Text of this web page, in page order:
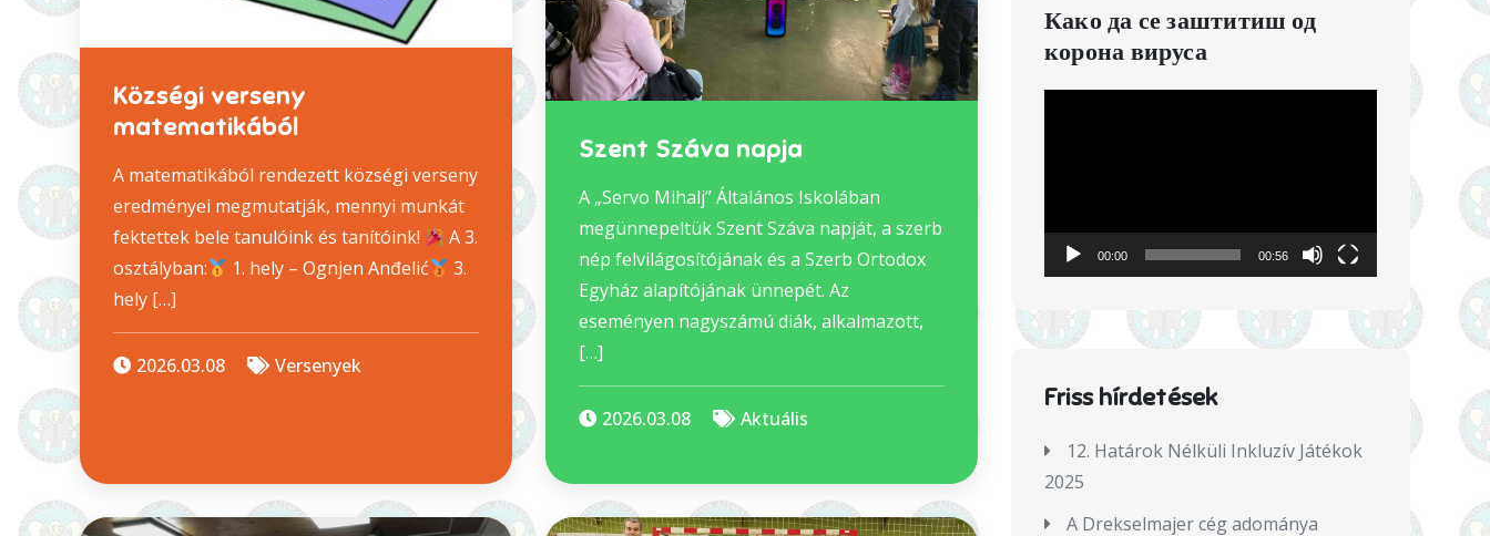
Községi verseny
matematikából
A matematikából rendezett községi verseny
eredményei megmutatják, mennyi munkát
fektettek bele tanulóink és tanítóink!
A 3.
osztályban:
1. hely – Ognjen Anđelić
3.
hely […]
2026.03.08 Versenyek
Szent Száva napja
A „Servo Mihalj” Általános Iskolában
megünnepeltük Szent Száva napját, a szerb
nép felvilágosítójának és a Szerb Ortodox
Egyház alapítójának ünnepét. Az
eseményen nagyszámú diák, alkalmazott,
[…]
2026.03.08 Aktuális
Како да се заштитиш од
корона вируса
00:00 00:56
Friss hírdetések
12. Határok Nélküli Inkluzív Játékok
2025
А Drekselmajer cég аdományа